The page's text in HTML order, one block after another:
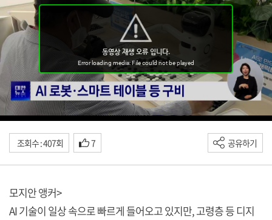
조회수 : 407회 7 공유하기
모지안 앵커>
AI 기술이 일상 속으로 빠르게 들어오고 있지만, 고령층 등 디지